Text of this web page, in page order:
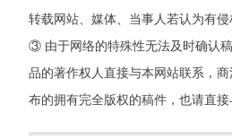
转载网站、媒体、当事人若认为有
③ 由于网络的特殊性无法及时确认
品的著作权人直接与本网站联系，
布的拥有完全版权的稿件，也请直接